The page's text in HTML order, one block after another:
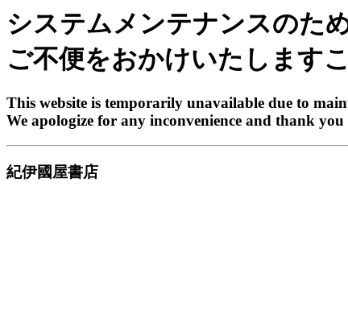
システムメンテナンスのた
ご不便をおかけいたします
This website is temporarily unavailable due to
We apologize for any inconvenience and thank
紀伊國屋書店